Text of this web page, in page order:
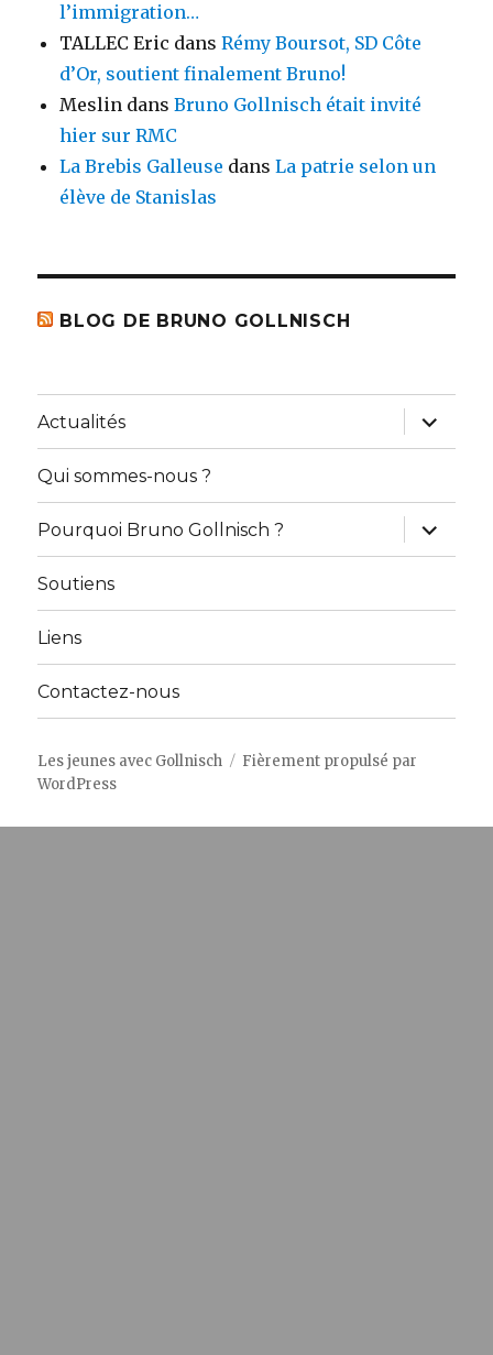
l’immigration…
TALLEC Eric dansRémy Boursot, SD Côte
d’Or, soutient finalement Bruno!
Meslin dansBruno Gollnisch était invité
hier sur RMC
La Brebis Galleuse dansLa patrie selon un
élève de Stanislas
BLOG DE BRUNO GOLLNISCH
Actualités
ouvrir
le
sous-
Qui sommes-nous ?
Pourquoi Bruno Gollnisch ?
ouvrir
le
sous-
Soutiens
Liens
Contactez-nous
Les jeunes avec Gollnisch
Fièrement propulsé par
WordPress